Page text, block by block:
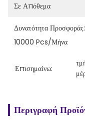
Σε Απόθεμα
Δυνατότητα Προσφοράς:
10000 Pcs/μήνα
Επισημαίνω:
Περιγραφή